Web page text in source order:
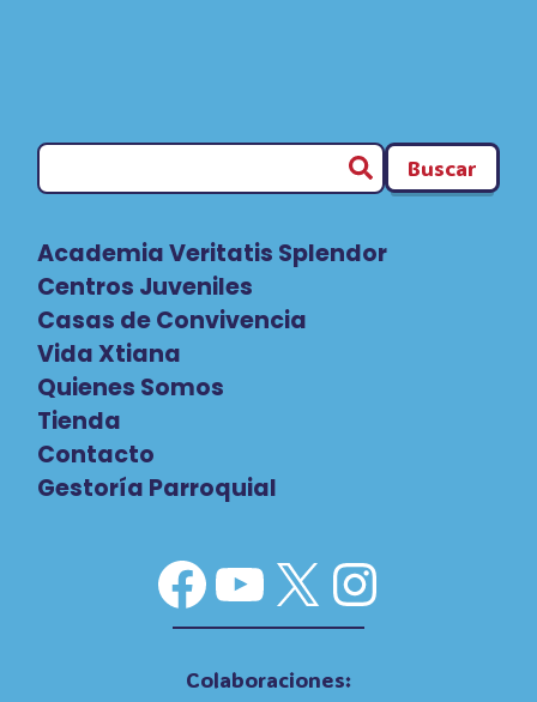
Buscar
Academia Veritatis Splendor
Centros Juveniles
Casas de Convivencia
Vida Xtiana
Quienes Somos
Tienda
Contacto
Gestoría Parroquial
Facebook
YouTube
X
Colaboraciones: